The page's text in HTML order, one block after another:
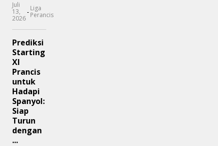
Juli
13,
2026
- Liga
Perancis
Prediksi
Starting
XI
Prancis
untuk
Hadapi
Spanyol:
Siap
Turun
dengan
...